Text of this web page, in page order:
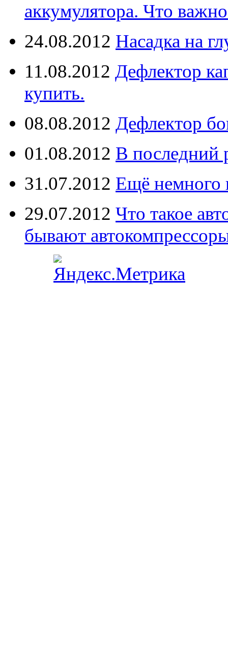
аккумулятора. Что
24.08.2012 Насадка на
11.08.2012 Дефлектор
купить.
08.08.2012 Дефлектор
01.08.2012 В последний
31.07.2012 Ещё немного
29.07.2012 Что такое
бывают